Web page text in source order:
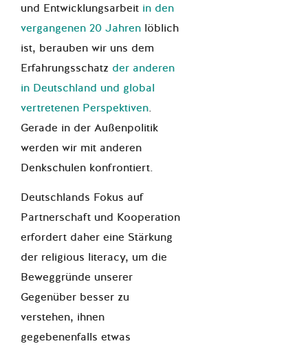
und Entwicklungsarbeit in den
vergangenen 20 Jahren löblich
ist, berauben wir uns dem
Erfahrungsschatz der anderen
in Deutschland und global
vertretenen Perspektiven.
Gerade in der Außenpolitik
werden wir mit anderen
Denkschulen konfrontiert.
Deutschlands Fokus auf
Partnerschaft und Kooperation
erfordert daher eine Stärkung
der religious literacy, um die
Beweggründe unserer
Gegenüber besser zu
verstehen, ihnen
gegebenenfalls etwas